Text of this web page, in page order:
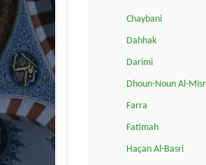
Chaybani
Dahhak
Darimi
Dhoun-Noun Al-
Farra
Fatimah
Haçan Al-Basri